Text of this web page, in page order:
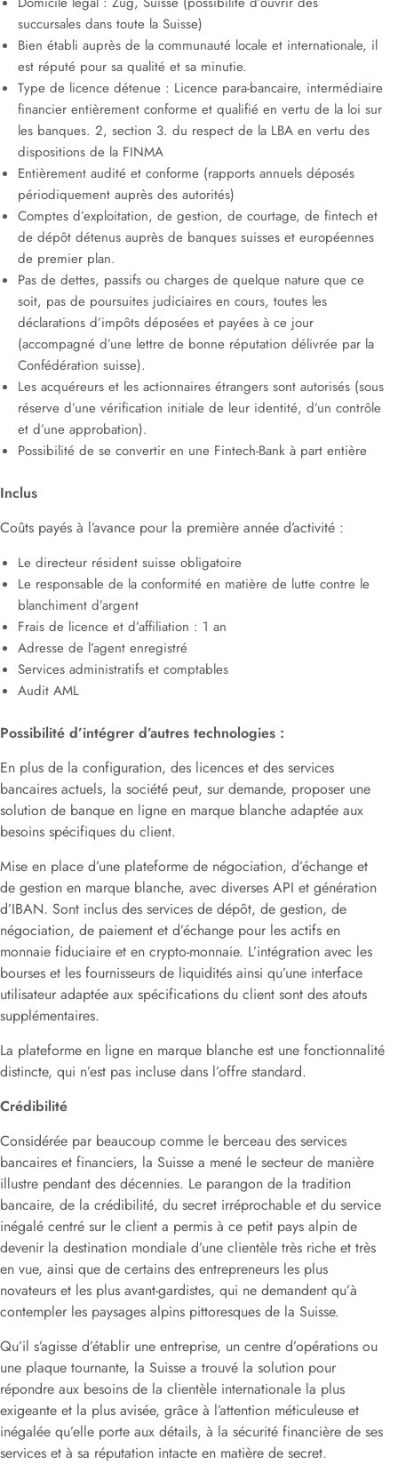
succursales dans toute la Suisse)
Bien établi auprès de la communauté locale et internationale, il
est réputé pour sa qualité et sa minutie.
Type de licence détenue : Licence para-bancaire, intermédiaire
financier entièrement conforme et qualifié en vertu de la loi sur
les banques. 2, section 3. du respect de la LBA en vertu des
dispositions de la FINMA
Entièrement audité et conforme (rapports annuels déposés
périodiquement auprès des autorités)
Comptes d’exploitation, de gestion, de courtage, de fintech et
de dépôt détenus auprès de banques suisses et européennes
de premier plan.
Pas de dettes, passifs ou charges de quelque nature que ce
soit, pas de poursuites judiciaires en cours, toutes les
déclarations d’impôts déposées et payées à ce jour
(accompagné d’une lettre de bonne réputation délivrée par la
Confédération suisse).
Les acquéreurs et les actionnaires étrangers sont autorisés (sous
réserve d’une vérification initiale de leur identité, d’un contrôle
et d’une approbation).
Possibilité de se convertir en une Fintech-Bank à part entière
Inclus
Coûts payés à l’avance pour la première année d’activité :
Le directeur résident suisse obligatoire
Le responsable de la conformité en matière de lutte contre le
blanchiment d’argent
Frais de licence et d’affiliation : 1 an
Adresse de l’agent enregistré
Services administratifs et comptables
Audit AML
Possibilité d’intégrer d’autres technologies :
En plus de la configuration, des licences et des services
bancaires actuels, la société peut, sur demande, proposer une
solution de banque en ligne en marque blanche adaptée aux
besoins spécifiques du client.
Mise en place d’une plateforme de négociation, d’échange et
de gestion en marque blanche, avec diverses API et génération
d’IBAN. Sont inclus des services de dépôt, de gestion, de
négociation, de paiement et d’échange pour les actifs en
monnaie fiduciaire et en crypto-monnaie. L’intégration avec les
bourses et les fournisseurs de liquidités ainsi qu’une interface
utilisateur adaptée aux spécifications du client sont des atouts
supplémentaires.
La plateforme en ligne en marque blanche est une fonctionnalité
distincte, qui n’est pas incluse dans l’offre standard.
Crédibilité
Considérée par beaucoup comme le berceau des services
bancaires et financiers, la Suisse a mené le secteur de manière
illustre pendant des décennies. Le parangon de la tradition
bancaire, de la crédibilité, du secret irréprochable et du service
inégalé centré sur le client a permis à ce petit pays alpin de
devenir la destination mondiale d’une clientèle très riche et très
en vue, ainsi que de certains des entrepreneurs les plus
novateurs et les plus avant-gardistes, qui ne demandent qu’à
contempler les paysages alpins pittoresques de la Suisse.
Qu’il s’agisse d’établir une entreprise, un centre d’opérations ou
une plaque tournante, la Suisse a trouvé la solution pour
répondre aux besoins de la clientèle internationale la plus
exigeante et la plus avisée, grâce à l’attention méticuleuse et
inégalée qu’elle porte aux détails, à la sécurité financière de ses
services et à sa réputation intacte en matière de secret.